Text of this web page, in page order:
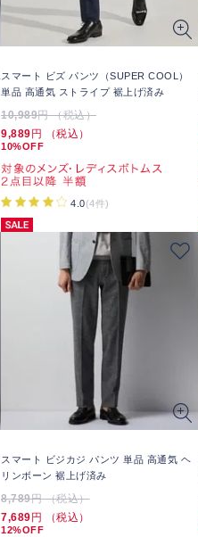
スマート ビズ パンツ（SUPER COOL）
単品 高通気 ストライプ 裾上げ済み
10,989円 （税込）
9,889円 （税込）
10%OFF
4.0(4件)
スマート ビジカジ パンツ 単品 高通気 ヘ
リンボーン 裾上げ済み
8,789円 （税込）
7,689 円 （税込）
12%OFF